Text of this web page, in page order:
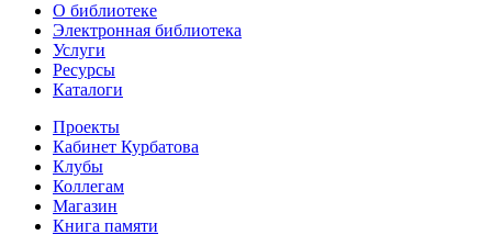
О библиотеке
Электронная библиотека
Услуги
Ресурсы
Каталоги
Проекты
Кабинет Курбатова
Клубы
Коллегам
Магазин
Книга памяти